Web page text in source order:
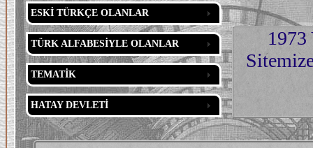
ESKİ TÜRKÇE OLANLAR
TÜRK ALFABESİYLE OLANLAR
TEMATİK
HATAY DEVLETİ
1973